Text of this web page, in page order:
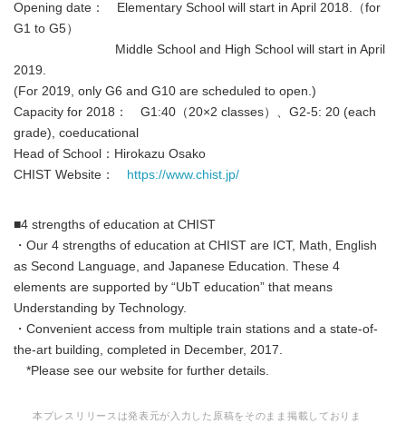
Opening date： Elementary School will start in April 2018.（for
G1 to G5）
Middle School and High School will start in April
2019.
(For 2019, only G6 and G10 are scheduled to open.)
Capacity for 2018： G1:40（20×2 classes）、G2-5: 20 (each
grade), coeducational
Head of School：Hirokazu Osako
CHIST Website：
https://www.chist.jp/
■4 strengths of education at CHIST
・Our 4 strengths of education at CHIST are ICT, Math, English
as Second Language, and Japanese Education. These 4
elements are supported by “UbT education” that means
Understanding by Technology.
・Convenient access from multiple train stations and a state-of-
the-art building, completed in December, 2017.
*Please see our website for further details.
本プレスリリースは発表元が入力した原稿をそのまま掲載しておりま